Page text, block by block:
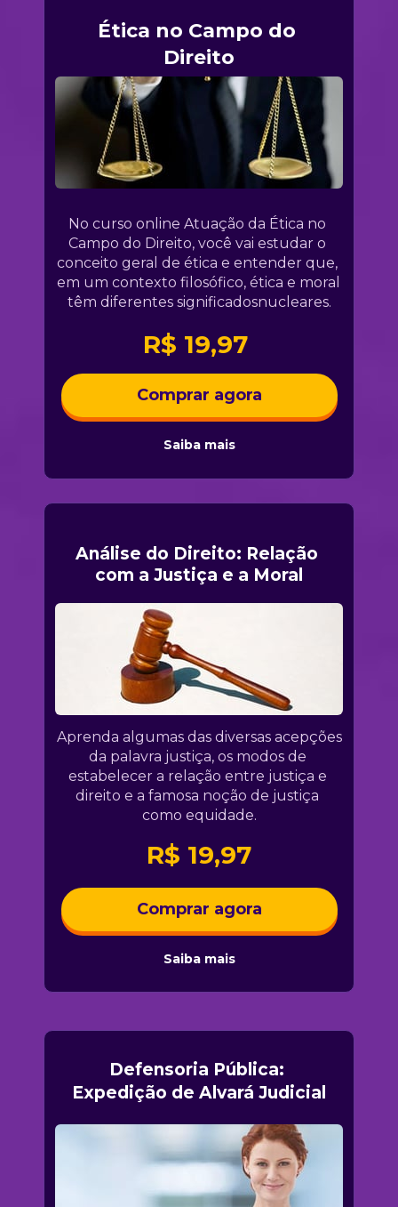
Saiba mais
Ética no Campo do
Direito
Comprar agora
R$ 19,97
No curso online Atuação da Ética no
Campo do Direito, você vai estudar o
conceito geral de ética e entender que,
em um contexto filosófico, ética e moral
têm diferentes significadosnucleares.
Saiba mais
Análise do Direito: Relação
com a Justiça e a Moral
Comprar agora
R$ 19,97
Aprenda algumas das diversas acepções
da palavra justiça, os modos de
estabelecer a relação entre justiça e
direito e a famosa noção de justiça
como equidade.
Defensoria Pública:
Expedição de Alvará Judicial